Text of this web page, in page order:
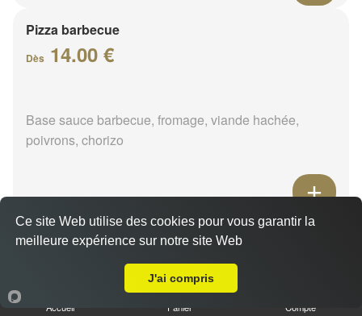
Pizza barbecue
Dès 14.00 €
Base sauce barbecue, fromage, viande hachée,
poivrons, chorizo
Pizza cannibale
Accueil Panier Compte
Ce site Web utilise des cookies pour vous garantir la
meilleure expérience sur notre site Web
J'ai compris